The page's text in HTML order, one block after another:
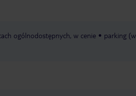
ogólnodostępnych, w cenie
parking (w